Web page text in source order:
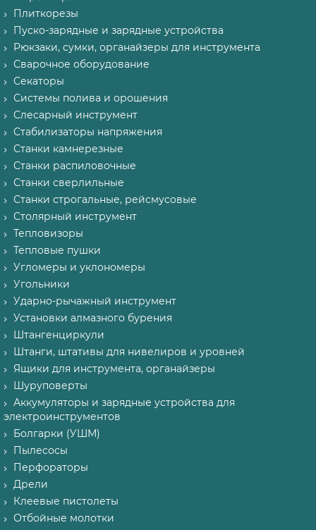
Плиткорезы
Пуско-зарядные и зарядные устройства
Рюкзаки, сумки, органайзеры для инструмента
Сварочное оборудование
Секаторы
Системы полива и орошения
Слесарный инструмент
Стабилизаторы напряжения
Станки камнерезные
Станки распиловочные
Станки сверлильные
Станки строгальные, рейсмусовые
Столярный инструмент
Тепловизоры
Тепловые пушки
Угломеры и уклономеры
Угольники
Ударно-рычажный инструмент
Установки алмазного бурения
Штангенциркули
Штанги, штативы для нивелиров и уровней
Ящики для инструмента, органайзеры
Шуруповерты
Аккумуляторы и зарядные устройства для
электроинструментов
Болгарки (УШМ)
Пылесосы
Перфораторы
Дрели
Клеевые пистолеты
Отбойные молотки